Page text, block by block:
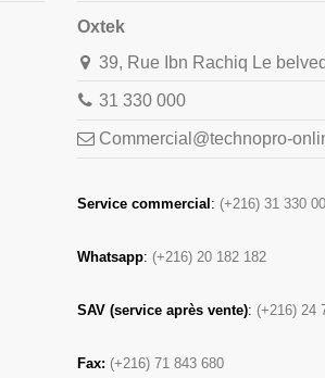
Oxtek
39, Rue Ibn Rachiq Le
31 330 000
Commercial@technopro-
Service commercial : (+216) 31 330
Whatsapp: (+216) 20 182 182
SAV (service après vente): (+216) 24
Fax: (+216) 71 843 680